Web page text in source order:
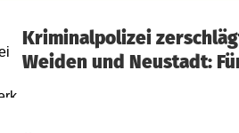
Kriminalpolizei
Weiden und Neustadt: